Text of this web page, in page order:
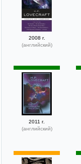
2008 г.
(английский)
2011 г.
(английский)